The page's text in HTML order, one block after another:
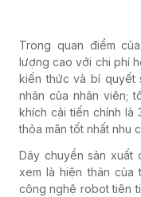
Trong quan điểm
lượng cao với chi phí
kiến thức và bí quyết
nhân của nhân viên;
khích cải tiến chính là
thỏa mãn tốt nhất nhu
Dây chuyền sản xuất
xem là hiện thân của
công nghệ robot tiên